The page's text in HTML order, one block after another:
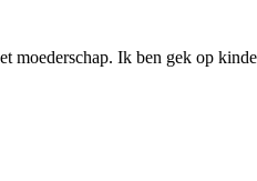
Ik ben gek op